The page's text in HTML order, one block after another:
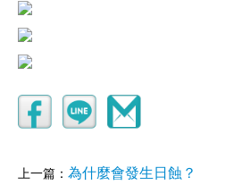
上一篇： 為什麼會發生日蝕？